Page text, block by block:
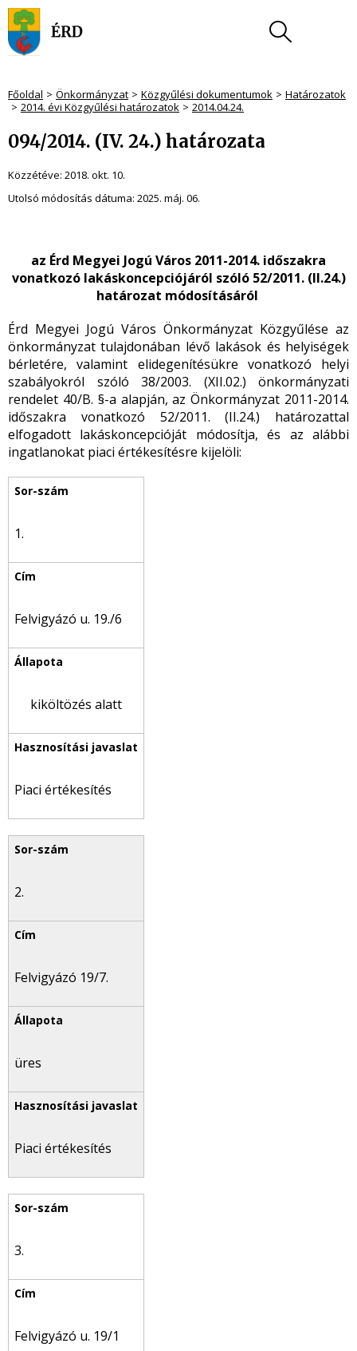
Főoldal Önkormányzat Közgyűlési dokumentumok
Határozatok
2014. évi Közgyűlési határozatok
2014.04.24.
094/2014. (IV. 24.) határozata
Közzétéve: 2018. okt. 10.
Utolsó módosítás dátuma: 2025. máj. 06.
az Érd Megyei Jogú Város 2011-2014. időszakra
vonatkozó lakáskoncepciójáról szóló 52/2011. (II.24.)
határozat módosításáról
Érd Megyei Jogú Város Önkormányzat Közgyűlése az
önkormányzat tulajdonában lévő lakások és helyiségek
bérletére, valamint elidegenítésükre vonatkozó helyi
szabályokról szóló 38/2003. (XII.02.) önkormányzati
rendelet 40/B. §-a alapján, az Önkormányzat 2011-2014.
időszakra vonatkozó 52/2011. (II.24.) határozattal
elfogadott lakáskoncepcióját módosítja, és az alábbi
ingatlanokat piaci értékesítésre kijelöli:
1.
Felvigyázó u. 19./6
kiköltözés alatt
Piaci értékesítés
2.
Felvigyázó 19/7.
üres
Piaci értékesítés
3.
Felvigyázó u. 19/1